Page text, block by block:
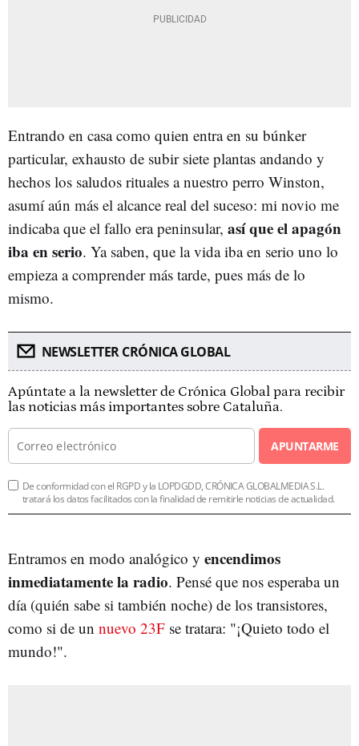
Entrando en casa como quien entra en su búnker
particular, exhausto de subir siete plantas andando y
hechos los saludos rituales a nuestro perro Winston,
asumí aún más el alcance real del suceso: mi novio me
indicaba que el fallo era peninsular, así que el apagón
iba en serio. Ya saben, que la vida iba en serio uno lo
empieza a comprender más tarde, pues más de lo
mismo.
NEWSLETTER CRÓNICA GLOBAL
Apúntate a la newsletter de Crónica Global para recibir
las noticias más importantes sobre Cataluña.
APUNTARME
De conformidad con el RGPD y la LOPDGDD, CRÓNICA GLOBALMEDIA S.L.
tratará los datos facilitados con la finalidad de remitirle noticias de actualidad.
Entramos en modo analógico y encendimos
inmediatamente la radio. Pensé que nos esperaba un
día (quién sabe si también noche) de los transistores,
como si de un nuevo 23F se tratara: "¡Quieto todo el
mundo!".